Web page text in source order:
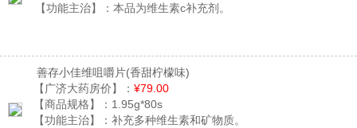
【功能主治】： 本品为维生素c补充剂。
善存小佳维咀嚼片(香甜柠檬味)
【广济大药房价】： ¥79.00
【商品规格】： 1.95g*80s
【功能主治】： 补充多种维生素和矿物质。